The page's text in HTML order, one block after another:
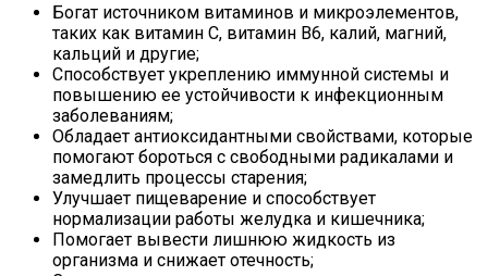
Богат источником витаминов и микроэлементов,
таких как витамин С, витамин B6, калий, магний,
кальций и другие;
Способствует укреплению иммунной системы и
повышению ее устойчивости к инфекционным
заболеваниям;
Обладает антиоксидантными свойствами, которые
помогают бороться с свободными радикалами и
замедлить процессы старения;
Улучшает пищеварение и способствует
нормализации работы желудка и кишечника;
Помогает вывести лишнюю жидкость из
организма и снижает отечность;